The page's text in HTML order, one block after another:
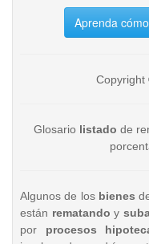
Aprenda
Copyright
Glosario listado de
Algunos de los bienes
están rematando y
por procesos